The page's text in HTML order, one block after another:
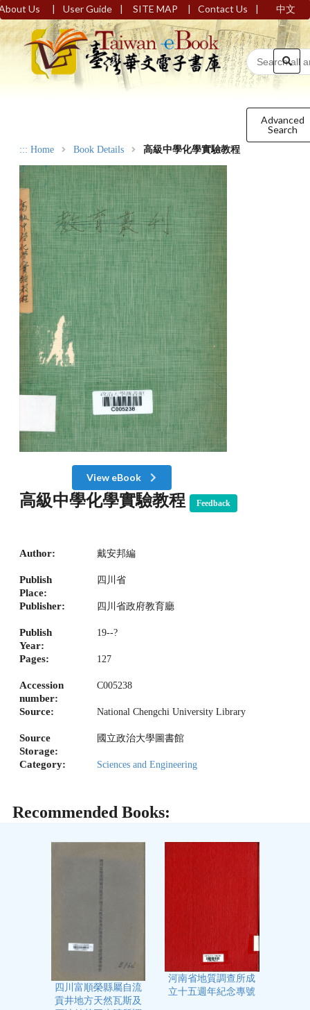
Us | User Guide | SITE MAP | Contact Us | 中文
Advanced
Search
::: Home Book Details 高級中學化學實驗教程
View eBook
高級中學化學實驗教程 Feedback
Author: 戴安邦編
Publish
Place:
四川省
Publisher: 四川省政府教育廳
Publish
Year:
19--?
Pages: 127
Accession
number:
C005238
Source: National Chengchi University Library
Source
Storage:
國立政治大學圖書館
Category: Sciences and Engineering
Recommended Books:
四川富順榮縣屬自流
貢井地方天然瓦斯及
河南省地質調查所成
立十五週年紀念專號